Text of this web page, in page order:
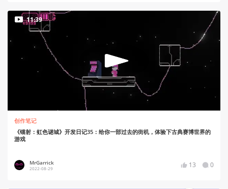
11:39
创作笔记
《镭射：虹色谜城》开发日记35：给你一部过去的街机，体验下古典赛博世界的
游戏
MrGarrick
2022-08-29 13 0